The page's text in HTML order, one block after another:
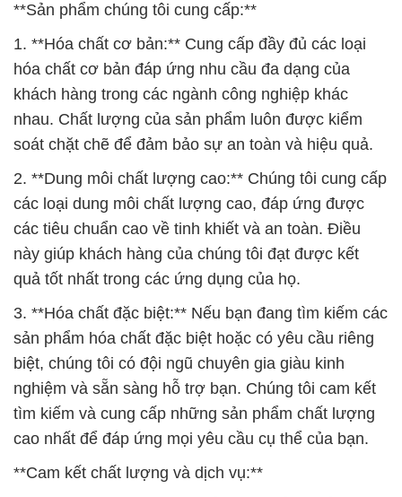
**Sản phẩm chúng tôi cung cấp:**
1. **Hóa chất cơ bản:** Cung cấp đầy đủ các loại
hóa chất cơ bản đáp ứng nhu cầu đa dạng của
khách hàng trong các ngành công nghiệp khác
nhau. Chất lượng của sản phẩm luôn được kiểm
soát chặt chẽ để đảm bảo sự an toàn và hiệu quả.
2. **Dung môi chất lượng cao:** Chúng tôi cung cấp
các loại dung môi chất lượng cao, đáp ứng được
các tiêu chuẩn cao về tinh khiết và an toàn. Điều
này giúp khách hàng của chúng tôi đạt được kết
quả tốt nhất trong các ứng dụng của họ.
3. **Hóa chất đặc biệt:** Nếu bạn đang tìm kiếm các
sản phẩm hóa chất đặc biệt hoặc có yêu cầu riêng
biệt, chúng tôi có đội ngũ chuyên gia giàu kinh
nghiệm và sẵn sàng hỗ trợ bạn. Chúng tôi cam kết
tìm kiếm và cung cấp những sản phẩm chất lượng
cao nhất để đáp ứng mọi yêu cầu cụ thể của bạn.
**Cam kết chất lượng và dịch vụ:**